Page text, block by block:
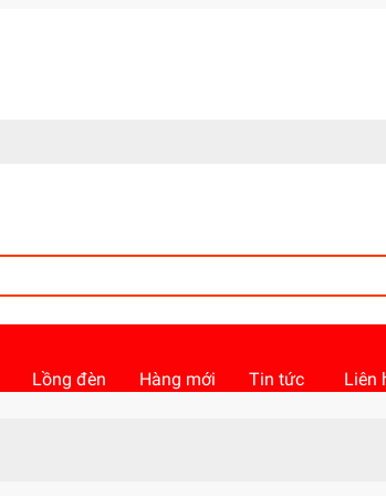
Lồng đèn Hàng mới Tin tức Liên